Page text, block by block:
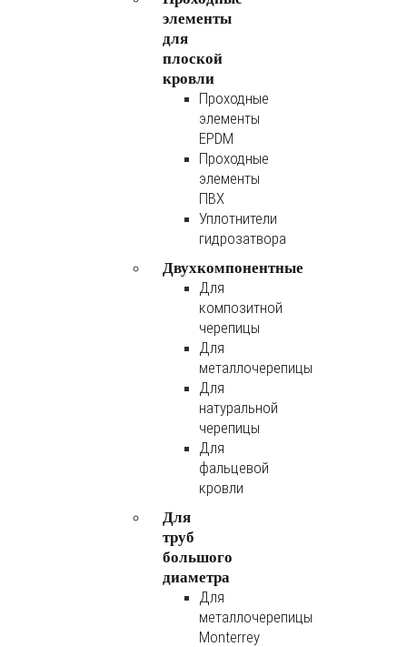
элементы
для
плоской
кровли
Проходные
элементы
EPDM
Проходные
элементы
ПВХ
Уплотнители
гидрозатвора
Двухкомпонентные
Для
композитной
черепицы
Для
металлочерепицы
Для
натуральной
черепицы
Для
фальцевой
кровли
Для
труб
большого
диаметра
Для
металлочерепицы
Monterrey